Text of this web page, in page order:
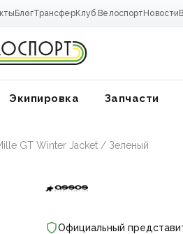
БлогТрансферКлуб Велоспорт Новости
Экипировка Запчасти
GT Winter Jacket / Зеленый
Официальный